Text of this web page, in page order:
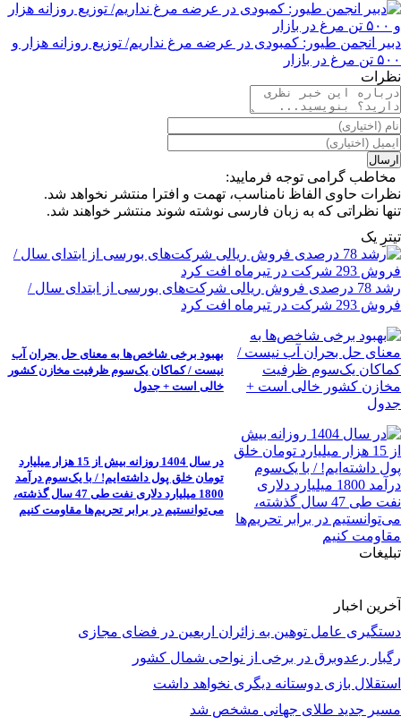
دبیر انجمن طیور: کمبودی در عرضه مرغ نداریم/ توزیع روزانه هزار و
۵۰۰ تن مرغ در بازار
نظرات
مخاطب گرامی توجه فرمایید:
نظرات حاوی الفاظ نامناسب، تهمت و افترا منتشر نخواهد شد.
تنها نظراتی که به زبان فارسی نوشته شوند منتشر خواهند شد.
تیترِ یک
رشد 78 درصدی فروش ریالی شرکت‌های بورسی از ابتدای سال /
فروش 293 شرکت در تیرماه افت کرد
بهبود برخی شاخص‌ها به معنای حل بحران آب
نیست / کماکان یک‌سوم ظرفیت مخازن کشور
خالی است + جدول
در سال 1404 روزانه بیش از 15 هزار میلیارد
تومان خلق پول داشته‌ایم! / با یک‌سوم درآمد
1800 میلیارد دلاری نفت طی 47 سال گذشته،
می‌توانستیم در برابر تحریم‌ها مقاومت کنیم
تبلیغات
آخرین اخبار
دستگیری عامل توهین به زائران اربعین در فضای مجازی
رگبار رعدوبرق در برخی از نواحی شمال کشور
استقلال بازی دوستانه دیگری نخواهد داشت
مسیر جدید طلای جهانی مشخص شد